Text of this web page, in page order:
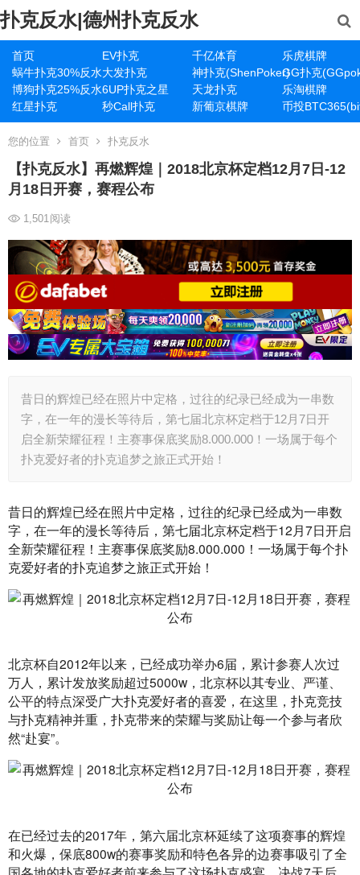
扑克反水|德州扑克反水
首页 EV扑克 千亿体育
乐虎棋牌
蜗牛扑克30%反水大发扑克 神扑克(ShenPoker)GG扑克
博狗扑克25%反水6UP扑克之星 天龙扑克
乐淘棋牌
红星扑克
秒Call扑克 新葡京棋牌 币投
您的位置 首页 扑克反水
【扑克反水】再燃辉煌｜2018北京杯定档12月7日-12
月18日开赛，赛程公布
1,501阅读
昔日的辉煌已经在照片中定格，过往的纪录已经成为一串数
字，在一年的漫长等待后，第七届北京杯定档于12月7日开
启全新荣耀征程！主赛事保底奖励8.000.000！一场属于每个
扑克爱好者的扑克追梦之旅正式开始！
昔日的辉煌已经在照片中定格，过往的纪录已经成为一串数
字，在一年的漫长等待后，第七届北京杯定档于12月7日开启
全新荣耀征程！主赛事保底奖励8.000.000！一场属于每个扑
克爱好者的扑克追梦之旅正式开始！
北京杯自2012年以来，已经成功举办6届，累计参赛人次过
万人，累计发放奖励超过5000w，北京杯以其专业、严谨、
公平的特点深受广大扑克爱好者的喜爱，在这里，扑克竞技
与扑克精神并重，扑克带来的荣耀与奖励让每一个参与者欣
然“赴宴”。
在已经过去的2017年，第六届北京杯延续了这项赛事的辉煌
和火爆，保底800w的赛事奖励和特色各异的边赛事吸引了全